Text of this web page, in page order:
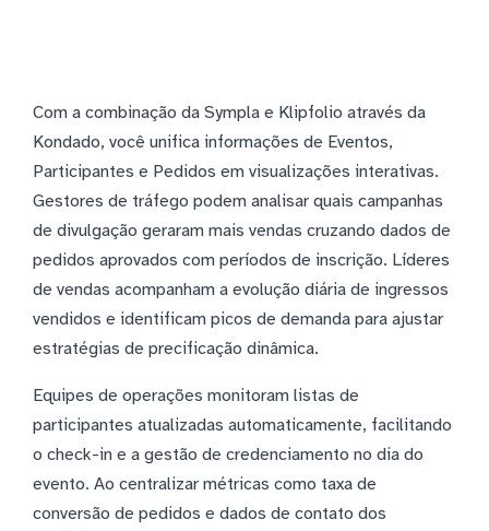
Com a combinação da Sympla e Klipfolio através da
Kondado, você unifica informações de Eventos,
Participantes e Pedidos em visualizações interativas.
Gestores de tráfego podem analisar quais campanhas
de divulgação geraram mais vendas cruzando dados de
pedidos aprovados com períodos de inscrição. Líderes
de vendas acompanham a evolução diária de ingressos
vendidos e identificam picos de demanda para ajustar
estratégias de precificação dinâmica.
Equipes de operações monitoram listas de
participantes atualizadas automaticamente, facilitando
o check-in e a gestão de credenciamento no dia do
evento. Ao centralizar métricas como taxa de
conversão de pedidos e dados de contato dos